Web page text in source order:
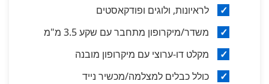
✓
לראיונות, ולוגים ופודקאסטים
✓
משדר/מיקרופון מתחבר עם שקע 3.5 מ"מ
✓
מקלט דו-ערוצי עם מיקרופון מובנה
✓
כולל כבלים למצלמה/מכשיר נייד